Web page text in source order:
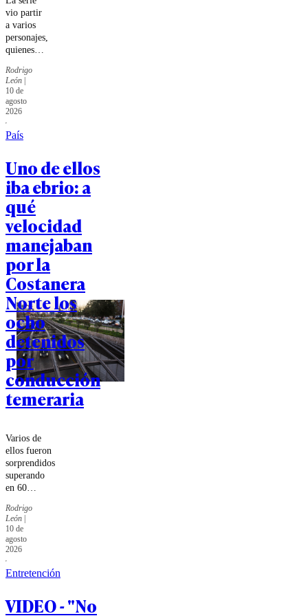
vio partir
a varios
personajes,
quienes
la vida
durante el
transcurso
del octavo
episodio.
Rodrigo
León |
10 de
agosto
2026
País
Uno de ellos
iba ebrio: a
qué
velocidad
manejaban
por la
Costanera
Norte los
ocho
detenidos
por
conducción
temeraria
Varios de
ellos fueron
sorprendidos
superando
en 60
velocidad
permitida en
dicha
autopista.
Rodrigo
León |
10 de
agosto
2026
Entretención
VIDEO - "No